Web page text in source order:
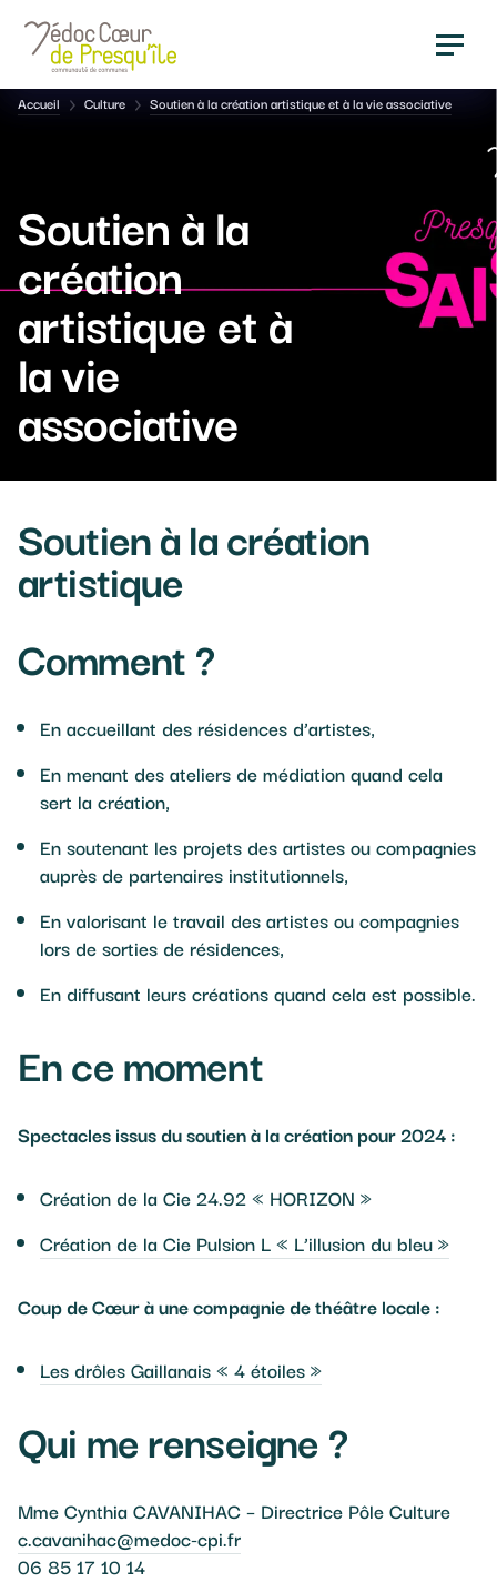
Fil
Accueil Culture Soutien à la création artistique et à la vie associative
Soutien à la
création
artistique et à
la vie
associative
Soutien à la création
artistique
Comment ?
En accueillant des résidences d’artistes,
En menant des ateliers de médiation quand cela
sert la création,
En soutenant les projets des artistes ou compagnies
auprès de partenaires institutionnels,
En valorisant le travail des artistes ou compagnies
lors de sorties de résidences,
En diffusant leurs créations quand cela est possible.
En ce moment
Spectacles issus du soutien à la création pour 2024 :
Création de la Cie 24.92 « HORIZON »
Création de la Cie Pulsion L « L’illusion du bleu »
Coup de Cœur à une compagnie de théâtre locale :
Les drôles Gaillanais « 4 étoiles »
Qui me renseigne ?
Mme Cynthia CAVANIHAC – Directrice Pôle Culture
c.cavanihac@medoc-cpi.fr
06 85 17 10 14
Panneau de gestion des cookies